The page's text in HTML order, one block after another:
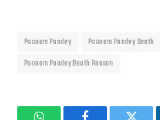
Poonam Pandey Poonam Pandey Death
Poonam Pandey Death Reason